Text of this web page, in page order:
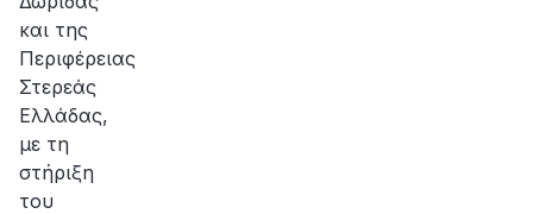
και της
Περιφέρειας
Στερεάς
Ελλάδας,
με τη
στήριξη
του